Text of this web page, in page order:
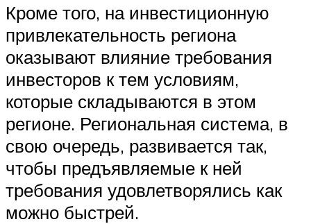
Кроме того, на инвестиционную
привлекательность региона
оказывают влияние требования
инвесторов к тем условиям,
которые складываются в этом
регионе. Региональная система, в
свою очередь, развивается так,
чтобы предъявляемые к ней
требования удовлетворялись как
можно быстрей.